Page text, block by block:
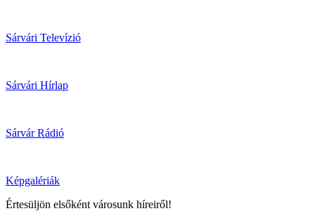
Sárvári Televízió
Sárvári Hírlap
Sárvár Rádió
Képgalériák
Értesüljön elsőként városunk híreiről!